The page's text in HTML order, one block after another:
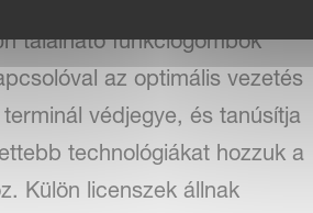
található funkciógombok
az optimális vezetés
védjegye, és tanúsítja
technológiákat hozzuk a
Külön licenszek állnak